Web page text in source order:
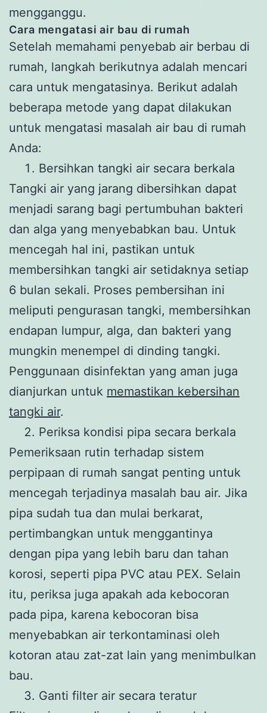
mengganggu.
Cara mengatasi air bau di rumah
Setelah memahami penyebab air berbau di
rumah, langkah berikutnya adalah mencari
cara untuk mengatasinya. Berikut adalah
beberapa metode yang dapat dilakukan
untuk mengatasi masalah air bau di rumah
Anda:
Bersihkan tangki air secara berkala
Tangki air yang jarang dibersihkan dapat
menjadi sarang bagi pertumbuhan bakteri
dan alga yang menyebabkan bau. Untuk
mencegah hal ini, pastikan untuk
membersihkan tangki air setidaknya setiap
6 bulan sekali. Proses pembersihan ini
meliputi pengurasan tangki, membersihkan
endapan lumpur, alga, dan bakteri yang
mungkin menempel di dinding tangki.
Penggunaan disinfektan yang aman juga
dianjurkan untuk memastikan kebersihan
tangki air.
Periksa kondisi pipa secara berkala
Pemeriksaan rutin terhadap sistem
perpipaan di rumah sangat penting untuk
mencegah terjadinya masalah bau air. Jika
pipa sudah tua dan mulai berkarat,
pertimbangkan untuk menggantinya
dengan pipa yang lebih baru dan tahan
korosi, seperti pipa PVC atau PEX. Selain
itu, periksa juga apakah ada kebocoran
pada pipa, karena kebocoran bisa
menyebabkan air terkontaminasi oleh
kotoran atau zat-zat lain yang menimbulkan
bau.
Ganti filter air secara teratur